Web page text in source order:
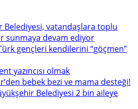
Belediyesi, vatandaşlara toplu
sunmaya devam ediyor
gençleri kendilerini “göçmen”
yazıncısı olmak
bebek bezi ve mama desteği!
Belediyesi 2 bin aileye